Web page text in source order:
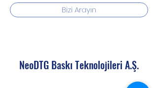
Bizi Arayın
NeoDTG Baskı Teknolojileri A.Ş.